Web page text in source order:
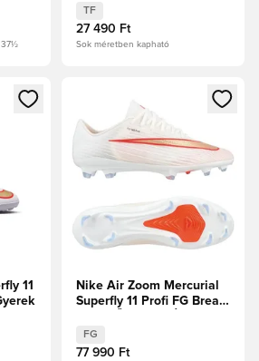
37½
TF
27 490 Ft
Sok méretben kapható
a bejelentkezéshez vagy a tagként
11
Megnyit egy modált a
Nike Air Zoom Mercurial
Superfly 11 Profi FG Break
FG
77 990 Ft